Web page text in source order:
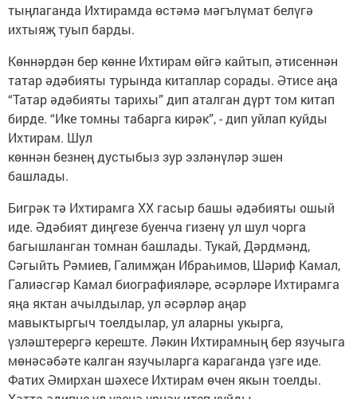
тыңлаганда Ихтирамда өстәмә мәгълүмат белүгә
ихтыяҗ туып барды.
Көннәрдән бер көнне Ихтирам өйгә кайтып, әтисеннән
татар әдәбияты турында китаплар сорады. Әтисе аңа
“Татар әдәбияты тарихы” дип аталган дүрт том китап
бирде. “Ике томны табарга кирәк”, - дип уйлап куйды
Ихтирам. Шул
көннән безнең дустыбыз зур эзләнүләр эшен
башлады.
Бигрәк тә Ихтирамга ХХ гасыр башы әдәбияты ошый
иде. Әдәбият диңгезе буенча гизенү ул шул чорга
багышланган томнан башлады. Тукай, Дәрдмәнд,
Сәгыйть Рәмиев, Галимҗан Ибраһимов, Шәриф Камал,
Галиәсгәр Камал биографияләре, әсәрләре Ихтирамга
яңа яктан ачылдылар, ул әсәрләр аңар
мавыктыргыч тоелдылар, ул аларны укырга,
үзләштерергә кереште. Ләкин Ихтирамның бер язучыга
мөнәсәбәте калган язучыларга караганда үзге иде.
Фатих Әмирхан шәхесе Ихтирам өчен якын тоелды.